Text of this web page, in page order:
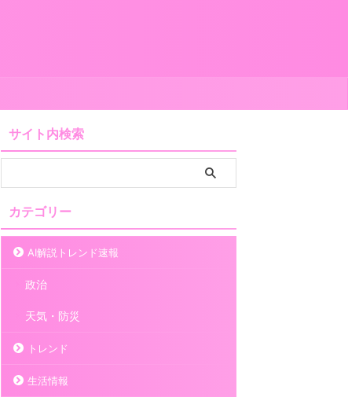
サイト内検索
カテゴリー
AI解説トレンド速報
政治
天気・防災
トレンド
生活情報